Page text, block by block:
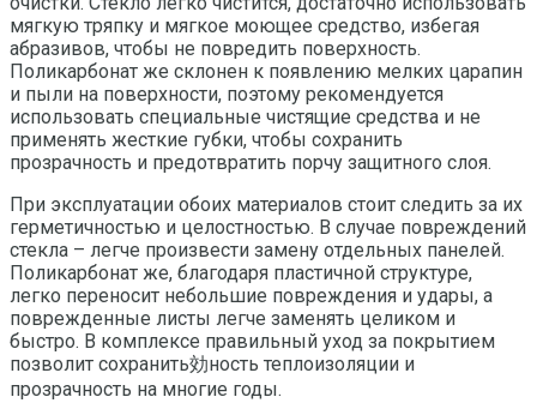
мягкую тряпку и мягкое моющее средство, избегая
абразивов, чтобы не повредить поверхность.
Поликарбонат же склонен к появлению мелких царапин
и пыли на поверхности, поэтому рекомендуется
использовать специальные чистящие средства и не
применять жесткие губки, чтобы сохранить
прозрачность и предотвратить порчу защитного слоя.
При эксплуатации обоих материалов стоит следить за их
герметичностью и целостностью. В случае повреждений
стекла – легче произвести замену отдельных панелей.
Поликарбонат же, благодаря пластичной структуре,
легко переносит небольшие повреждения и удары, а
поврежденные листы легче заменять целиком и
быстро. В комплексе правильный уход за покрытием
позволит сохранить効ность теплоизоляции и
прозрачность на многие годы.